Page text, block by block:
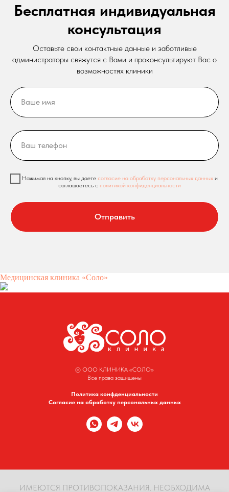
Бесплатная индивидуальная
консультация
Оставьте свои контактные данные и заботливые
администраторы свяжутся с Вами и проконсультируют Вас о
возможностях клиники
Нажимая на кнопку, вы даете согласие на обработку персональных данных и
соглашаетесь c политикой конфиденциальности
Отправить
Медицинская клиника «Соло»
© ООО КЛИНИКА «СОЛО»
Все права защищены
Политика конфденциальности
Согласие на обработку персональных данных
ИМЕЮТСЯ ПРОТИВОПОКАЗАНИЯ. НЕОБХОДИМА